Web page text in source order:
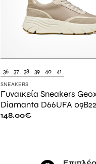
36 37 38 39 40 41
SNEAKERS
Γυναικεία Sneakers
Diamanta D66UFA
148.00€